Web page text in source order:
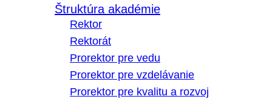
Štruktúra akadémie
Rektor
Rektorát
Prorektor pre vedu
Prorektor pre vzdelávanie
Prorektor pre kvalitu a rozvoj